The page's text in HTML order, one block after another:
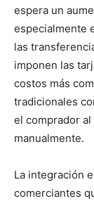
espera un
especialmente
las
imponen las
costos más
tradicionales
el comprador
manualmente.
La integración
comerciantes